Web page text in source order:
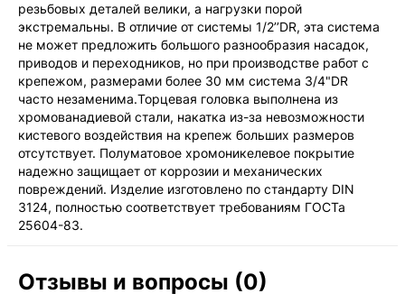
резьбовых деталей велики, а нагрузки порой
экстремальны. В отличие от системы 1/2’’DR, эта система
не может предложить большого разнообразия насадок,
приводов и переходников, но при производстве работ с
крепежом, размерами более 30 мм система 3/4"DR
часто незаменима.Торцевая головка выполнена из
хромованадиевой стали, накатка из-за невозможности
кистевого воздействия на крепеж больших размеров
отсутствует. Полуматовое хромоникелевое покрытие
надежно защищает от коррозии и механических
повреждений. Изделие изготовлено по стандарту DIN
3124, полностью соответствует требованиям ГОСТа
25604-83.
Отзывы и вопросы (0)